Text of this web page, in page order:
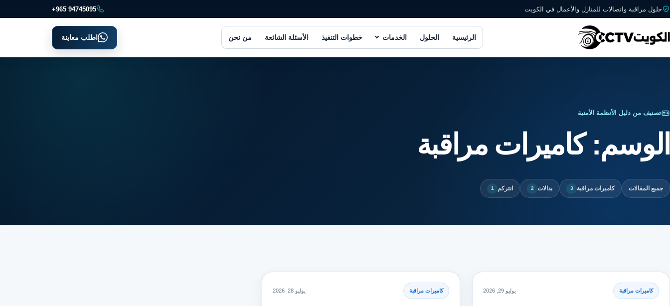
حلول مراقبة واتصالات للمنازل والأعمال في الكويت +965 94745095
الرئيسية الحلول الخدمات خطوات التنفيذ الأسئلة الشائعة من نحن اطلب معاينة
تصنيف من دليل الأنظمة الأمنية
الوسم:كاميرات مراقبة
جميع المقالات كاميرات مراقبة 3 بدالات 2 انتركم 1
كاميرات مراقبة يوليو 29, 2026 كاميرات مراقبة يوليو 28, 2026